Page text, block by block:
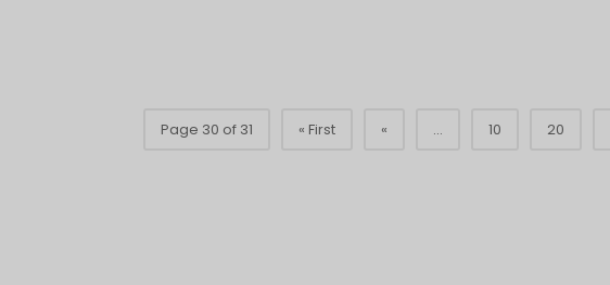
Page 30 of 31 « First « ... 10 20